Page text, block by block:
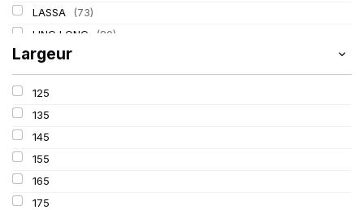
LASSA
(73)
LING LONG
(80)
MICHELIN
PIRELLI (211)
TIGAR
Largeur
125
135
145
155
165
175